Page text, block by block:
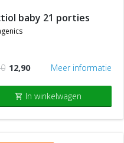
baby 21 porties
12,90 Meer informatie
shopping_cart In winkelwagen